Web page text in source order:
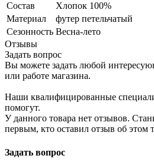
Состав
Хлопок 100%
Материал
футер петельчатый
Сезонность Весна-лето
Отзывы
Задать вопрос
Вы можете задать любой
или работе магазина.
Наши квалифицированные
помогут.
У данного товара нет отзывов.
первым, кто оставил отзыв об этом
Задать вопрос